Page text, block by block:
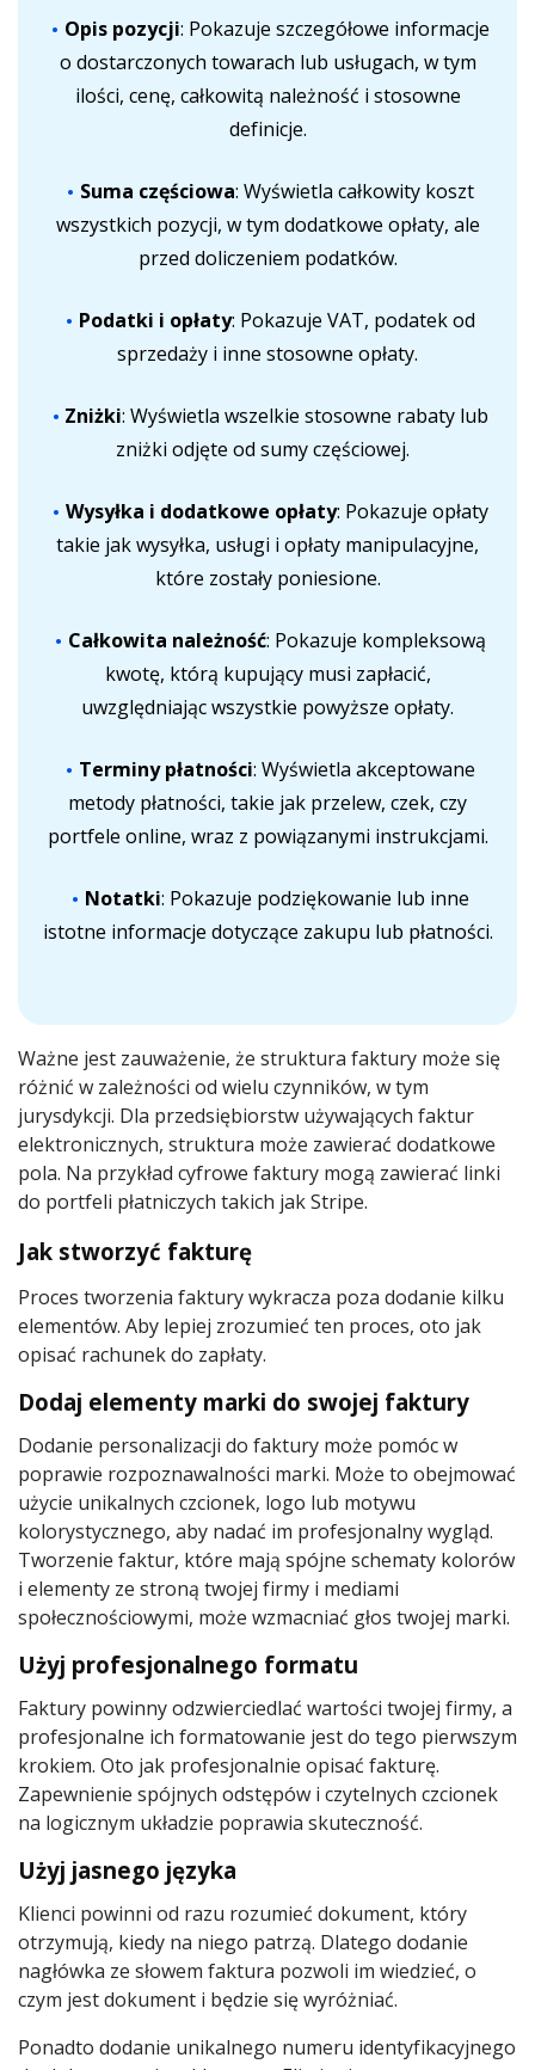
Opis pozycji: Pokazuje szczegółowe informacje
o dostarczonych towarach lub usługach, w tym
ilości, cenę, całkowitą należność i stosowne
definicje.
Suma częściowa: Wyświetla całkowity koszt
wszystkich pozycji, w tym dodatkowe opłaty, ale
przed doliczeniem podatków.
Podatki i opłaty: Pokazuje VAT, podatek od
sprzedaży i inne stosowne opłaty.
Zniżki: Wyświetla wszelkie stosowne rabaty lub
zniżki odjęte od sumy częściowej.
Wysyłka i dodatkowe opłaty: Pokazuje opłaty
takie jak wysyłka, usługi i opłaty manipulacyjne,
które zostały poniesione.
Całkowita należność: Pokazuje kompleksową
kwotę, którą kupujący musi zapłacić,
uwzględniając wszystkie powyższe opłaty.
Terminy płatności: Wyświetla akceptowane
metody płatności, takie jak przelew, czek, czy
portfele online, wraz z powiązanymi instrukcjami.
Notatki: Pokazuje podziękowanie lub inne
istotne informacje dotyczące zakupu lub płatności.
Ważne jest zauważenie, że struktura faktury może się
różnić w zależności od wielu czynników, w tym
jurysdykcji. Dla przedsiębiorstw używających faktur
elektronicznych, struktura może zawierać dodatkowe
pola. Na przykład cyfrowe faktury mogą zawierać linki
do portfeli płatniczych takich jak Stripe.
Jak stworzyć fakturę
Proces tworzenia faktury wykracza poza dodanie kilku
elementów. Aby lepiej zrozumieć ten proces, oto jak
opisać rachunek do zapłaty.
Dodaj elementy marki do swojej faktury
Dodanie personalizacji do faktury może pomóc w
poprawie rozpoznawalności marki. Może to obejmować
użycie unikalnych czcionek, logo lub motywu
kolorystycznego, aby nadać im profesjonalny wygląd.
Tworzenie faktur, które mają spójne schematy kolorów
i elementy ze stroną twojej firmy i mediami
społecznościowymi, może wzmacniać głos twojej marki.
Użyj profesjonalnego formatu
Faktury powinny odzwierciedlać wartości twojej firmy, a
profesjonalne ich formatowanie jest do tego pierwszym
krokiem. Oto jak profesjonalnie opisać fakturę.
Zapewnienie spójnych odstępów i czytelnych czcionek
na logicznym układzie poprawia skuteczność.
Użyj jasnego języka
Klienci powinni od razu rozumieć dokument, który
otrzymują, kiedy na niego patrzą. Dlatego dodanie
nagłówka ze słowem faktura pozwoli im wiedzieć, o
czym jest dokument i będzie się wyróżniać.
Ponadto dodanie unikalnego numeru identyfikacyjnego